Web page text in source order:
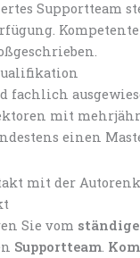
fachlich
mit
einen
Sie vom
Supportteam.